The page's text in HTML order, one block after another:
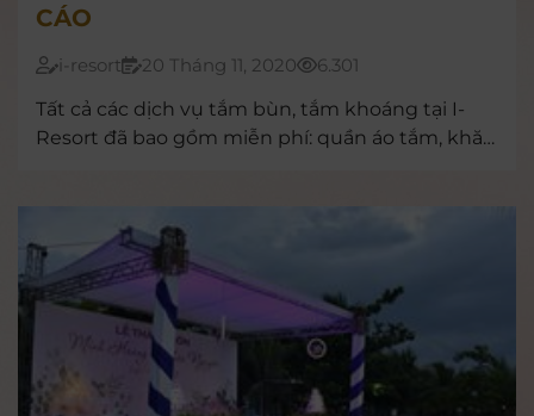
CÁO
i-resort 20 Tháng 11, 2020
6.301
Tất cả các dịch vụ tắm bùn, tắm khoáng tại I-
Resort đã bao gồm miễn phí: quần áo tắm, khăn
hoặc mua tại chợ quê của I-Resort